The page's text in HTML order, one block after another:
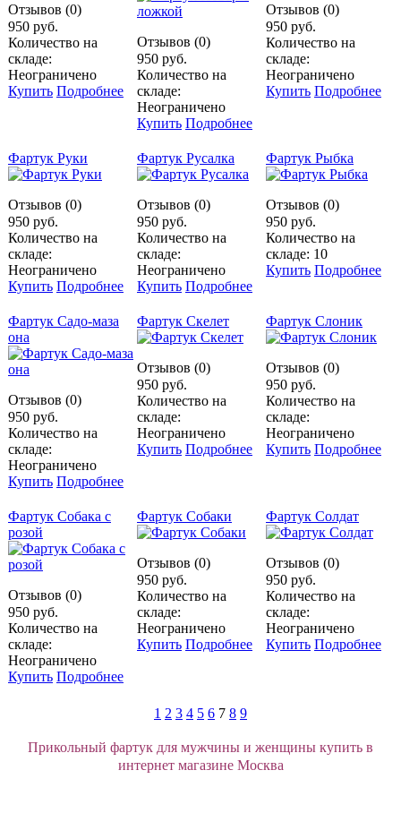
Отзывов (0)
950 руб.
Количество на
складе:
Неограничено
Купить Подробнее
Отзывов (0)
950 руб.
Количество на
складе:
Неограничено
Купить Подробнее
Отзывов (0)
950 руб.
Количество на
складе:
Неограничено
Купить Подробнее
Фартук Руки
Отзывов (0)
950 руб.
Количество на
складе:
Неограничено
Купить Подробнее
Фартук Русалка
Отзывов (0)
950 руб.
Количество на
складе:
Неограничено
Купить Подробнее
Фартук Рыбка
Отзывов (0)
950 руб.
Количество на
складе: 10
Купить Подробнее
Фартук Садо-маза
она
Отзывов (0)
950 руб.
Количество на
складе:
Неограничено
Купить Подробнее
Фартук Скелет
Отзывов (0)
950 руб.
Количество на
складе:
Неограничено
Купить Подробнее
Фартук Слоник
Отзывов (0)
950 руб.
Количество на
складе:
Неограничено
Купить Подробнее
Фартук Собака с
розой
Отзывов (0)
950 руб.
Количество на
складе:
Неограничено
Купить Подробнее
Фартук Собаки
Отзывов (0)
950 руб.
Количество на
складе:
Неограничено
Купить Подробнее
Фартук Солдат
Отзывов (0)
950 руб.
Количество на
складе:
Неограничено
Купить Подробнее
1 2 3 4 5 6 7 8 9
Прикольный фартук для мужчины и женщины купить в
интернет магазине Москва